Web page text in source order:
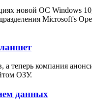
новой ОС Windows
Microsoft's
теперь компания
ОЗУ.
данных